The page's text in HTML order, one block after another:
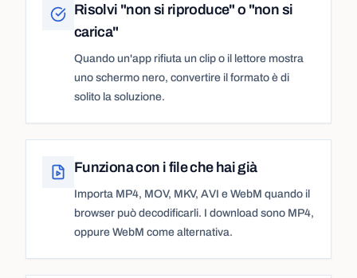
Risolvi "non si riproduce" o "non si
carica"
Quando un'app rifiuta un clip o il lettore mostra
uno schermo nero, convertire il formato è di
solito la soluzione.
Funziona con i file che hai già
Importa MP4, MOV, MKV, AVI e WebM quando il
browser può decodificarli. I download sono MP4,
oppure WebM come alternativa.